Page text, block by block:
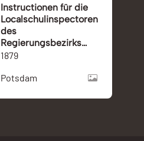
Instructionen für die
Localschulinspectoren
des
Regierungsbezirks
Coblenz
1879
Potsdam